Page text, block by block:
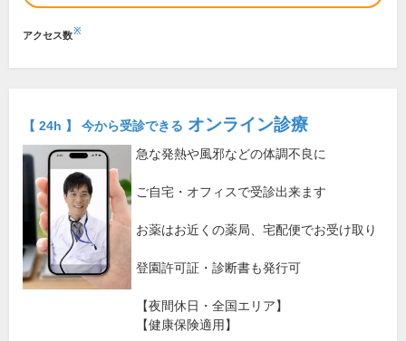
アクセス数※
【 24h 】 今から受診できる オンライン診療
急な発熱や風邪などの体調不良に
ご自宅・オフィスで受診出来ます
お薬はお近くの薬局、宅配便でお受け取り
登園許可証・診断書も発行可
【夜間休日・全国エリア】
【健康保険適用】